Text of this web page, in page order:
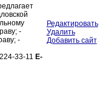
-
-
33-11 E-
Редактировать
Удалить
Добавить сайт